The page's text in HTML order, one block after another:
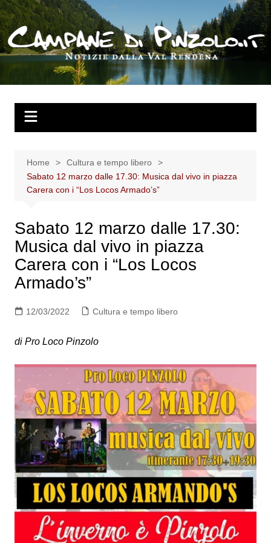
Salta
al
contenuto
Home
Cultura e tempo libero
Sabato 12 marzo dalle 17.30: Musica dal vivo in piazza
Carera con i “Los Locos Armado’s”
Sabato 12 marzo dalle 17.30:
Musica dal vivo in piazza
Carera con i “Los Locos
Armado’s”
12/03/2022 Cultura e tempo libero
di Pro Loco Pinzolo